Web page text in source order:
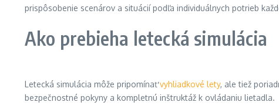
prispôsobenie scenárov a situácií podľa individuálnych potrieb
Ako prebieha letecká simulácia
Letecká simulácia môže pripomínaťvyhliadkové lety, ale tiež
bezpečnostné pokyny a kompletnú inštruktáž k ovládaniu lietadla.